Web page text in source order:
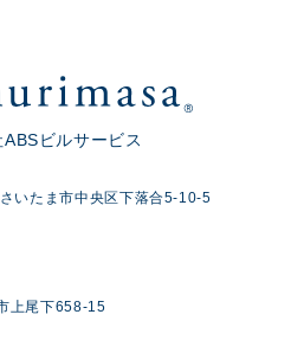
ビルサービス
いたま市中央区下落合5-10-5
上尾下658-15